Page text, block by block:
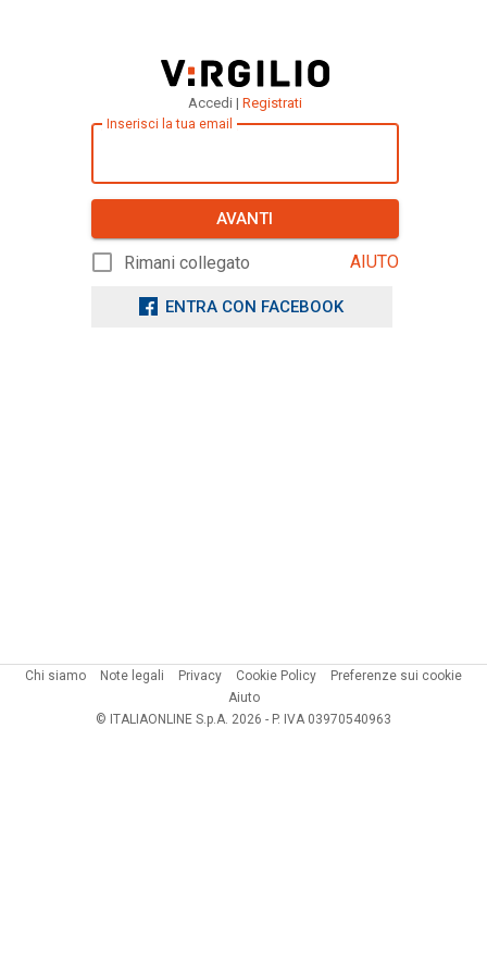
Accedi | Registrati
Inserisci la tua email
AVANTI
Rimani collegato AIUTO
ENTRA CON FACEBOOK
Chi siamo Note legali Privacy Cookie Policy
Preferenze sui cookie
Aiuto
© ITALIAONLINE S.p.A. 2026 - P. IVA 03970540963